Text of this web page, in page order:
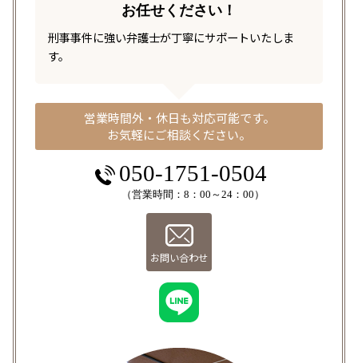
お任せください！
刑事事件に強い弁護士が丁寧にサポートいたしま
す。
営業時間外・休日も対応可能です。
お気軽にご相談ください。
050-1751-0504
（営業時間：8：00～24：00）
お問い合わせ